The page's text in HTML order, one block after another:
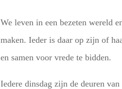
We leven in een bezeten wereld
maken. Ieder is daar op zijn of
en samen voor vrede te bidden.
Iedere dinsdag zijn de deuren